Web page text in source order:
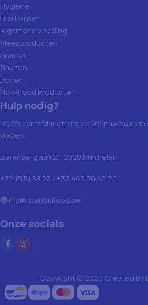
Hygiene
Frisdranken
Algemene voeding
Vleesproducten
Snacks
Sauzen
Doner
Non-Food Producten
Hulp nodig?
Neem contact met ons op voor uw
vragen.
Blarenberglaan 21, 2800 Mechelen
+32 15 51 38 23 / +32 467 00 40 20
info@istanbulfood.be
Onze socials
Copyright © 2025 Created By